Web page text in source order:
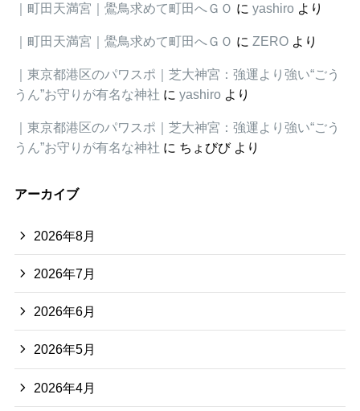
｜町田天満宮｜鷽鳥求めて町田へＧＯ に yashiroより
｜町田天満宮｜鷽鳥求めて町田へＧＯ に ZEROより
｜東京都港区のパワスポ｜芝大神宮：強運より強い“ごう
うん”お守りが有名な神社 に yashiroより
｜東京都港区のパワスポ｜芝大神宮：強運より強い“ごう
うん”お守りが有名な神社 に ちょびびより
アーカイブ
2026年8月
2026年7月
2026年6月
2026年5月
2026年4月